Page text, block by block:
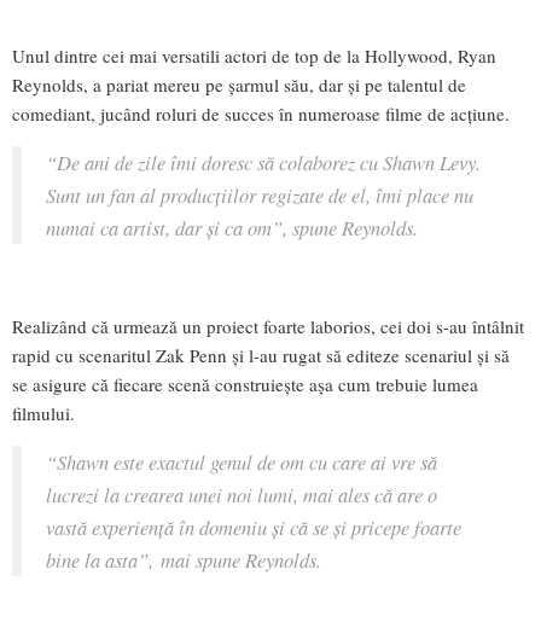
Unul dintre cei mai versatili actori de top de la Hollywood, Ryan
Reynolds, a pariat mereu pe șarmul său, dar și pe talentul de
comediant, jucând roluri de succes în numeroase filme de acțiune.
“De ani de zile îmi doresc să colaborez cu Shawn Levy.
Sunt un fan al producțiilor regizate de el, îmi place nu
numai ca artist, dar și ca om”, spune Reynolds.
Realizând că urmează un proiect foarte laborios, cei doi s-au întâlnit
rapid cu scenaritul Zak Penn și l-au rugat să editeze scenariul și să
se asigure că fiecare scenă construiește așa cum trebuie lumea
filmului.
“Shawn este exactul genul de om cu care ai vre să
lucrezi la crearea unei noi lumi, mai ales că are o
vastă experiență în domeniu și că se și pricepe foarte
bine la asta”, mai spune Reynolds.